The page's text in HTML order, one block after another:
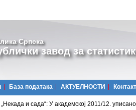
Српска
завод за
Базa података АКТУЕЛНОСТИ Контакт
„Некада и сада“: У академској 2011/12.